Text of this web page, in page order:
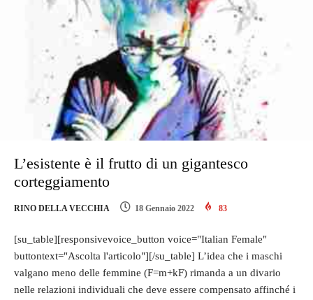
L’esistente è il frutto di un gigantesco
corteggiamento
RINO DELLA VECCHIA 18 Gennaio 2022 83
[su_table][responsivevoice_button voice="Italian Female"
buttontext="Ascolta l'articolo"][/su_table] L’idea che i maschi
valgano meno delle femmine (F=m+kF) rimanda a un divario
nelle relazioni individuali che deve essere compensato affinché i